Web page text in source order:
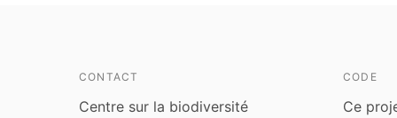
CONTACT
Centre sur la biodiversité
CODE
Ce